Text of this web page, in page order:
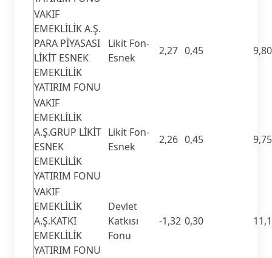
VAKIF
EMEKLİLİK A.Ş.
PARA PİYASASI
LİKİT ESNEK
EMEKLİLİK
YATIRIM FONU
Likit Fon-
Esnek
2,27 0,45 9,80
VAKIF
EMEKLİLİK
A.Ş.GRUP LİKİT
ESNEK
EMEKLİLİK
YATIRIM FONU
Likit Fon-
Esnek
2,26 0,45 9,75
VAKIF
EMEKLİLİK
A.Ş.KATKI
EMEKLİLİK
YATIRIM FONU
Devlet
Katkısı
Fonu
-1,32 0,30